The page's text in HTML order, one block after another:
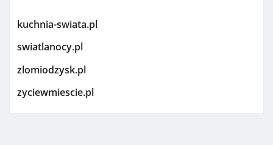
kuchnia-swiata.pl
swiatlanocy.pl
zlomiodzysk.pl
zyciewmiescie.pl